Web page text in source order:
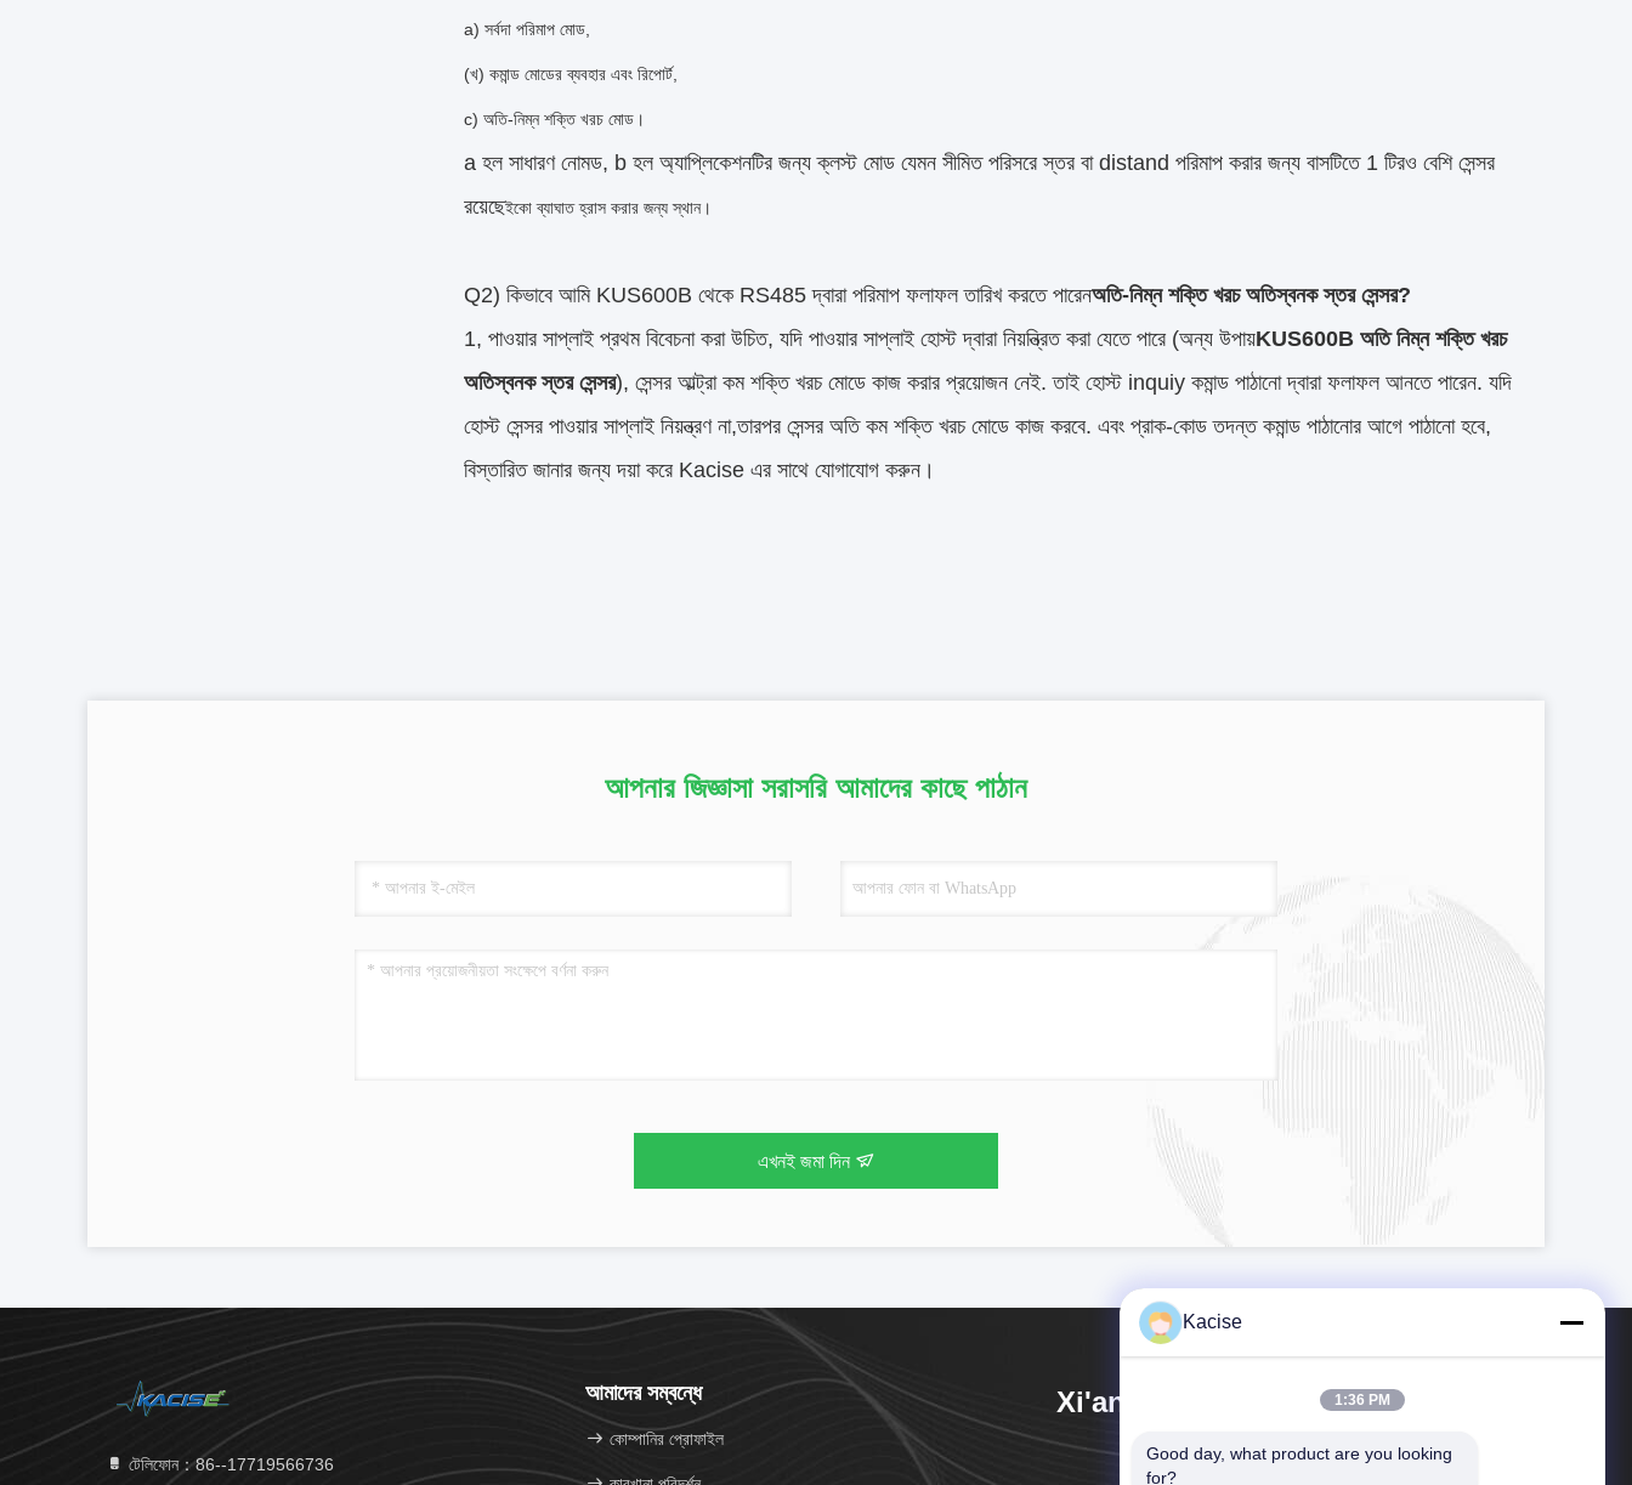
a) সর্বদা পরিমাপ মোড,
(খ) কমান্ড মোডের ব্যবহার এবং রিপোর্ট,
c) অতি-নিম্ন শক্তি খরচ মোড।
a হল সাধারণ নোমড, b হল অ্যাপ্লিকেশনটির জন্য ক্লস্ট মোড যেমন সীমিত পরিসরে স্তর বা distand পরিমাপ করার জন্য বাসটিতে 1 টিরও বেশি সেন্সর
রয়েছেইকো ব্যাঘাত হ্রাস করার জন্য স্থান।
Q2) কিভাবে আমি KUS600B থেকে RS485 দ্বারা পরিমাপ ফলাফল তারিখ করতে পারেনঅতি-নিম্ন শক্তি খরচ অতিস্বনক স্তর সেন্সর?
1, পাওয়ার সাপ্লাই প্রথম বিবেচনা করা উচিত, যদি পাওয়ার সাপ্লাই হোস্ট দ্বারা নিয়ন্ত্রিত করা যেতে পারে (অন্য উপায়KUS600B অতি নিম্ন শক্তি খরচ
অতিস্বনক স্তর সেন্সর), সেন্সর আল্ট্রা কম শক্তি খরচ মোডে কাজ করার প্রয়োজন নেই. তাই হোস্ট inquiy কমান্ড পাঠানো দ্বারা ফলাফল আনতে পারেন. যদি
হোস্ট সেন্সর পাওয়ার সাপ্লাই নিয়ন্ত্রণ না,তারপর সেন্সর অতি কম শক্তি খরচ মোডে কাজ করবে. এবং প্রাক-কোড তদন্ত কমান্ড পাঠানোর আগে পাঠানো হবে,
বিস্তারিত জানার জন্য দয়া করে Kacise এর সাথে যোগাযোগ করুন।
আপনার জিজ্ঞাসা সরাসরি আমাদের কাছে পাঠান
এখনই জমা দিন
টেলিফোন：86--17719566736
আমাদের সম্বন্ধে
কোম্পানির প্রোফাইল
Xi'an Kacise Optronics Co.,Ltd.
Kacise
1:36 PM
Good day, what product are you looking
for?